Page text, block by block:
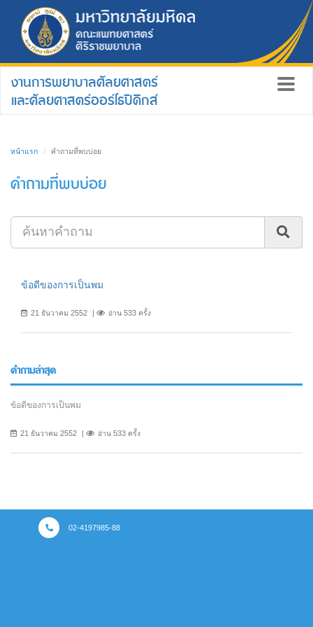
งานการพยาบาลศัลยศาสตร์
และศัลยศาสตร์ออร์โธปิดิกส์
หน้าแรก คำถามที่พบบ่อย
คำถามที่พบบ่อย
ข้อดีของการเป็นพม
21 ธันวาคม 2552 อ่าน 533 ครั้ง
คำถามล่าสุด
ข้อดีของการเป็นพม
21 ธันวาคม 2552 อ่าน 533 ครั้ง
02-4197985-88